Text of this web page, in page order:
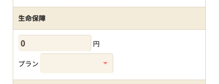
生命保障
円
プラン